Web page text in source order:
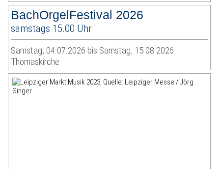
BachOrgelFestival 2026
samstags 15.00 Uhr
Samstag, 04.07.2026 bis Samstag, 15.08.2026
Thomaskirche